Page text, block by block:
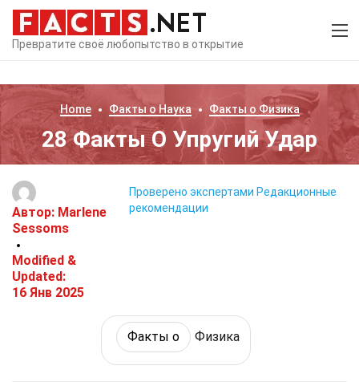
Превратите своё любопытство в открытие
Home Факты о Наука Факты о Физика
28 Факты О Упругий Удар
Автор: Marlene
Sessoms
Modified &
Updated:
16 Янв 2025
Проверено экспертами Редакционные
рекомендации
Факты о Физика